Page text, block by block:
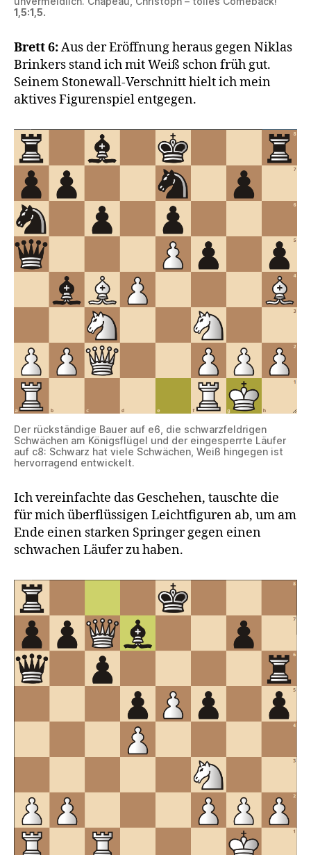
1,5:1,5.
Brett 6:Aus der Eröffnung heraus gegen Niklas
Brinkers stand ich mit Weiß schon früh gut.
Seinem Stonewall-Verschnitt hielt ich mein
aktives Figurenspiel entgegen.
Der rückständige Bauer auf e6, die schwarzfeldrigen
Schwächen am Königsflügel und der eingesperrte Läufer
auf c8: Schwarz hat viele Schwächen, Weiß hingegen ist
hervorragend entwickelt.
Ich vereinfachte das Geschehen, tauschte die
für mich überflüssigen Leichtfiguren ab, um am
Ende einen starken Springer gegen einen
schwachen Läufer zu haben.